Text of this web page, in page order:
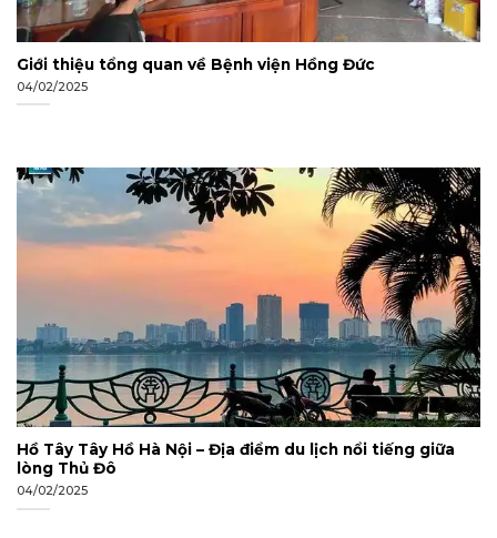
Giới thiệu tổng quan về Bệnh viện Hồng Đức
04/02/2025
Hồ Tây Tây Hồ Hà Nội – Địa điểm du lịch nổi tiếng giữa
lòng Thủ Đô
04/02/2025